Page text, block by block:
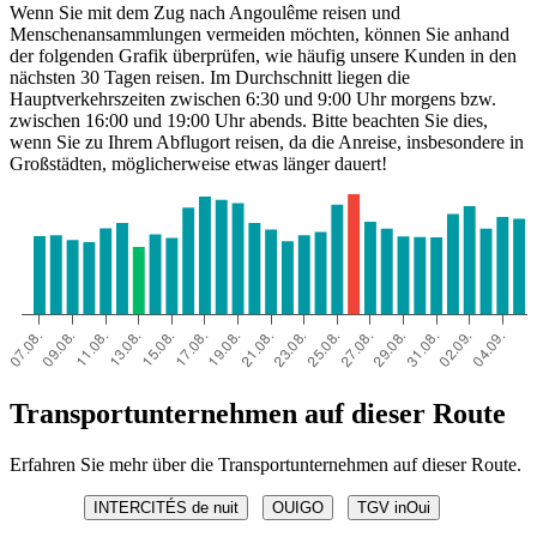
Angoulême
Wenn Sie mit dem Zug nach Angoulême reisen und
Menschenansammlungen vermeiden möchten, können Sie anhand
der folgenden Grafik überprüfen, wie häufig unsere Kunden in den
nächsten 30 Tagen reisen. Im Durchschnitt liegen die
Hauptverkehrszeiten zwischen 6:30 und 9:00 Uhr morgens bzw.
zwischen 16:00 und 19:00 Uhr abends. Bitte beachten Sie dies,
wenn Sie zu Ihrem Abflugort reisen, da die Anreise, insbesondere in
Großstädten, möglicherweise etwas länger dauert!
Transportunternehmen auf dieser Route
Erfahren Sie mehr über die Transportunternehmen auf dieser Route.
INTERCITÉS de nuit OUIGO TGV inOui